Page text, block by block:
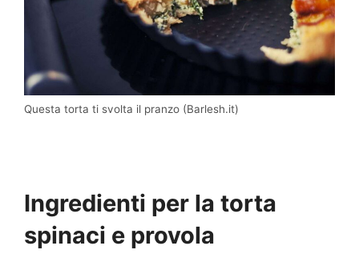
Questa torta ti svolta il pranzo (Barlesh.it)
Ingredienti per la torta
spinaci e provola